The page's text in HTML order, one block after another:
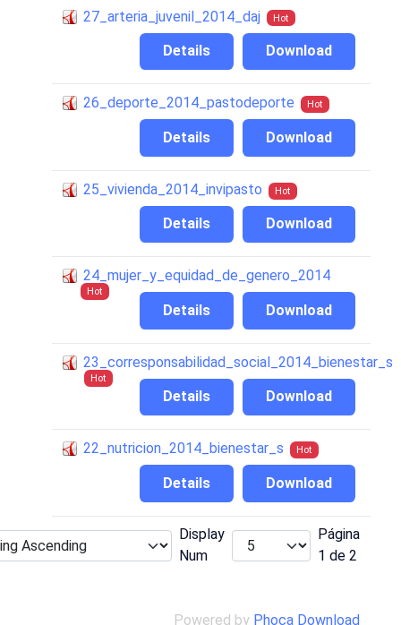
27_arteria_juvenil_2014_daj Hot
Download
Details
26_deporte_2014_pastodeporte Hot
Download
Details
25_vivienda_2014_invipasto Hot
Download
Details
24_mujer_y_equidad_de_genero_2014
Hot
Download
Details
23_corresponsabilidad_social_2014_bienestar_s
Hot
Download
Details
22_nutricion_2014_bienestar_s Hot
Download
Details
Display
Num
Página
1 de 2
Powered by Phoca Download